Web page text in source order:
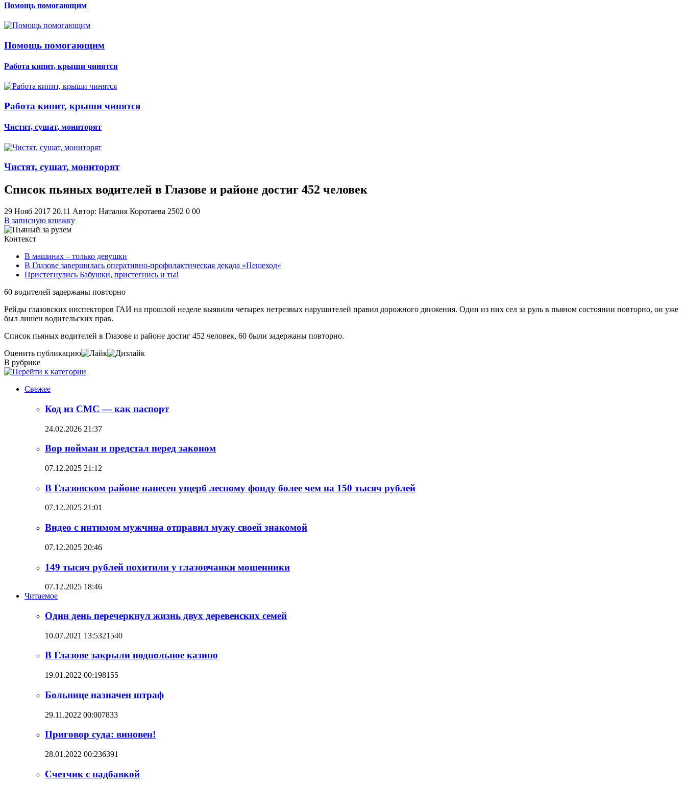
Помощь помогающим
Помощь помогающим
Работа кипит, крыши чинятся
Работа кипит, крыши чинятся
Чистят, сушат, мониторят
Чистят, сушат, мониторят
Список пьяных водителей в Глазове и районе достиг 452 человек
29 Нояб 2017 20.11 Автор: Наталия Коротаева 2502 0 00
В записную книжку
Контекст
В машинах – только девушки
В Глазове завершилась оперативно-профилактическая декада «Пешеход»
Пристегнулись Бабушки, пристегнись и ты!
60 водителей задержаны повторно
Рейды глазовских инспекторов ГАИ на прошлой неделе выявили четырех нетрезвых нарушителей правил дорожного движения. Один из них сел за руль в пьяном состоянии повторно, он уже
был лишен водительских прав.
Список пьяных водителей в Глазове и районе достиг 452 человек, 60 были задержаны повторно.
Оценить публикацию
В рубрике
Свежее
Код из СМС — как паспорт
24.02.2026 21:37
Вор пойман и предстал перед законом
07.12.2025 21:12
В Глазовском районе нанесен ущерб лесному фонду более чем на 150 тысяч рублей
07.12.2025 21:01
Видео с интимом мужчина отправил мужу своей знакомой
07.12.2025 20:46
149 тысяч рублей похитили у глазовчанки мошенники
07.12.2025 18:46
Читаемое
Один день перечеркнул жизнь двух деревенских семей
10.07.2021 13:5321540
В Глазове закрыли подпольное казино
19.01.2022 00:198155
Больнице назначен штраф
29.11.2022 00:007833
Приговор суда: виновен!
28.01.2022 00:236391
Счетчик с надбавкой